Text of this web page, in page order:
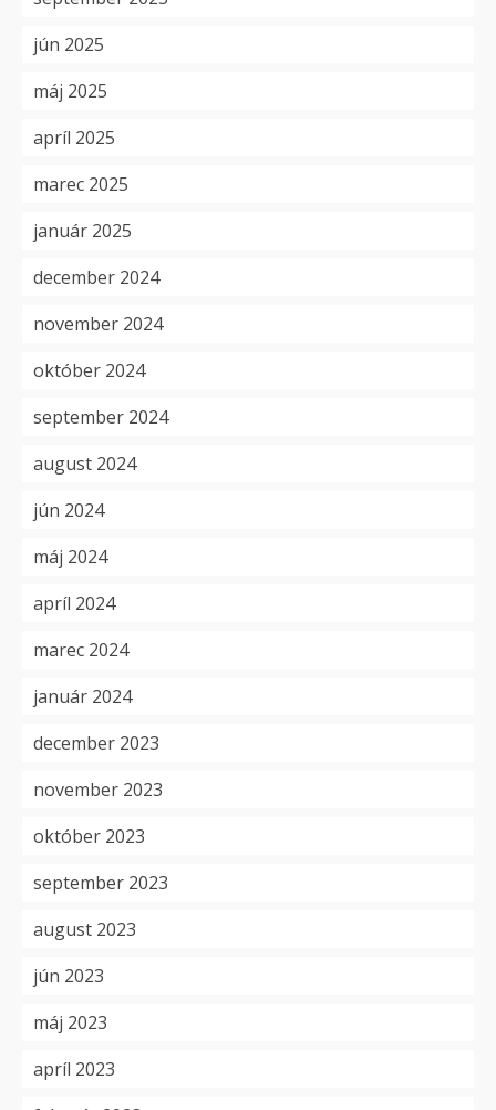
jún 2025
máj 2025
apríl 2025
marec 2025
január 2025
december 2024
november 2024
október 2024
september 2024
august 2024
jún 2024
máj 2024
apríl 2024
marec 2024
január 2024
december 2023
november 2023
október 2023
september 2023
august 2023
jún 2023
máj 2023
apríl 2023